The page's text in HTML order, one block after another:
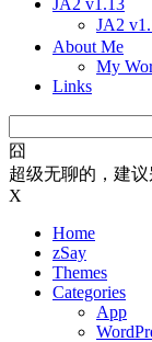
JA2 v1.13
JA2
About Me
My
Links
索：
囧
超级无聊的，建
X
Home
zSay
Themes
Categories
App